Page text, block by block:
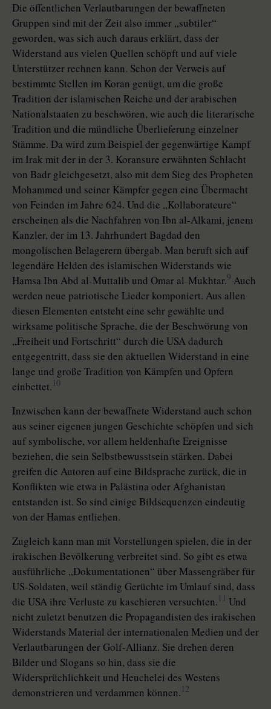
Die öffentlichen Verlautbarungen der bewaffneten
Gruppen sind mit der Zeit also immer „subtiler“
geworden, was sich auch daraus erklärt, dass der
Widerstand aus vielen Quellen schöpft und auf viele
Unterstützer rechnen kann. Schon der Verweis auf
bestimmte Stellen im Koran genügt, um die große
Tradition der islamischen Reiche und der arabischen
Nationalstaaten zu beschwören, wie auch die literarische
Tradition und die mündliche Überlieferung einzelner
Stämme. Da wird zum Beispiel der gegenwärtige Kampf
im Irak mit der in der 3. Koransure erwähnten Schlacht
von Badr gleichgesetzt, also mit dem Sieg des Propheten
Mohammed und seiner Kämpfer gegen eine Übermacht
von Feinden im Jahre 624. Und die „Kollaborateure“
erscheinen als die Nachfahren von Ibn al-Alkami, jenem
Kanzler, der im 13. Jahrhundert Bagdad den
mongolischen Belagerern übergab. Man beruft sich auf
legendäre Helden des islamischen Widerstands wie
Hamsa Ibn Abd al-Muttalib und Omar al-Mukhtar.9 Auch
werden neue patriotische Lieder komponiert. Aus allen
diesen Elementen entsteht eine sehr gewählte und
wirksame politische Sprache, die der Beschwörung von
„Freiheit und Fortschritt“ durch die USA dadurch
entgegentritt, dass sie den aktuellen Widerstand in eine
lange und große Tradition von Kämpfen und Opfern
einbettet. 10
Inzwischen kann der bewaffnete Widerstand auch schon
aus seiner eigenen jungen Geschichte schöpfen und sich
auf symbolische, vor allem heldenhafte Ereignisse
beziehen, die sein Selbstbewusstsein stärken. Dabei
greifen die Autoren auf eine Bildsprache zurück, die in
Konflikten wie etwa in Palästina oder Afghanistan
entstanden ist. So sind einige Bildsequenzen eindeutig
von der Hamas entliehen.
Zugleich kann man mit Vorstellungen spielen, die in der
irakischen Bevölkerung verbreitet sind. So gibt es etwa
ausführliche „Dokumentationen“ über Massengräber für
US-Soldaten, weil ständig Gerüchte im Umlauf sind, dass
die USA ihre Verluste zu kaschieren versuchten. 11 Und
nicht zuletzt benutzen die Propagandisten des irakischen
Widerstands Material der internationalen Medien und der
Verlautbarungen der Golf-Allianz. Sie drehen deren
Bilder und Slogans so hin, dass sie die
Widersprüchlichkeit und Heuchelei des Westens
demonstrieren und verdammen können. 12